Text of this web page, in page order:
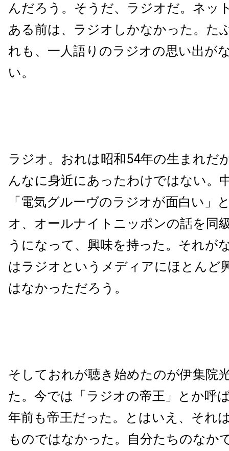
んだろう。そうだ、ラジオだ。ネッ
ある前は、ラジオしかなかった。た
れも、一人語りのラジオの思い出が
い。
ラジオ。おれは昭和54年の生まれだ
んなに身近にあったわけではない。
「電気グルーヴのラジオが面白い」
オ、オールナイトニッポンの話を同
うになって、興味を持った。それが
はラジオというメディアにほとんど
はなかっただろう。
そしておれが聴き始めたのが伊集院
た。今では「ラジオの帝王」とか呼
年前も帝王だった。とはいえ、それ
ものではなかった。自分たちのなか